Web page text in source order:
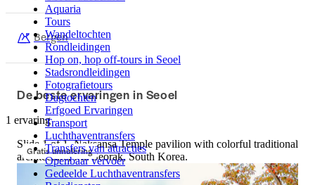
Aquaria
Tours
Wandeltochten
Rondleidingen
Hop on, hop off-tours in Seoel
Stadsrondleidingen
Fotografietours
Dagtochten
Erfgoed Ervaringen
Transport
Luchthaventransfers
Transfers van attracties
Openbaar vervoer
Gedeelde Luchthaventransfers
Bergen
De beste ervaringen in Seoel
1 ervaring
Gratis annulering
Slide 1 of 1, Naksansa Temple pavilion with colorful traditional
architecture, Mt. Seorak, South Korea.